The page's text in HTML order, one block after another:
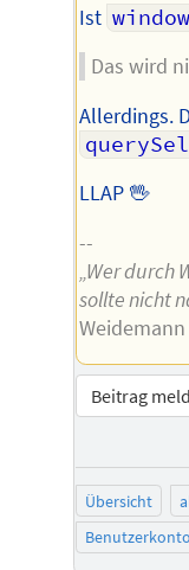
Ist
Das wird
Allerdings.
LLAP 🖖
--
„Wer durch
sollte nicht
Weidemann
Beitrag
Übersicht